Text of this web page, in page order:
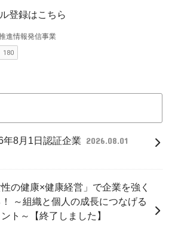
登録はこちら
年8月1日認証企業 2026.08.01
性の健康×健康経営」で企業を強く
～組織と個人の成長につなげる
ト～【終了しました】